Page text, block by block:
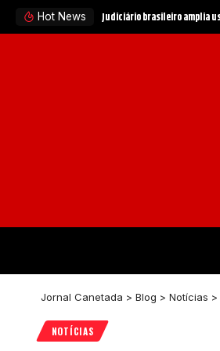
Hot News
Jornal Canetada > Blog > Notícias >
NOTÍCIAS